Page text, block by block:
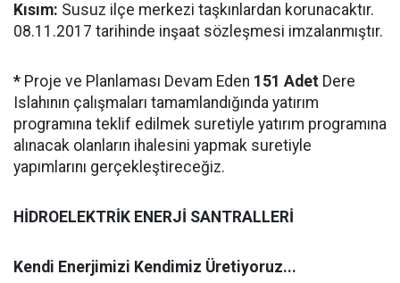
Kısım: Susuz ilçe merkezi taşkınlardan korunacaktır.
08.11.2017 tarihinde inşaat sözleşmesi imzalanmıştır.
* Proje ve Planlaması Devam Eden 151 Adet Dere
Islahının çalışmaları tamamlandığında yatırım
programına teklif edilmek suretiyle yatırım programına
alınacak olanların ihalesini yapmak suretiyle
yapımlarını gerçekleştireceğiz.
HİDROELEKTRİK ENERJİ SANTRALLERİ
Kendi Enerjimizi Kendimiz Üretiyoruz...